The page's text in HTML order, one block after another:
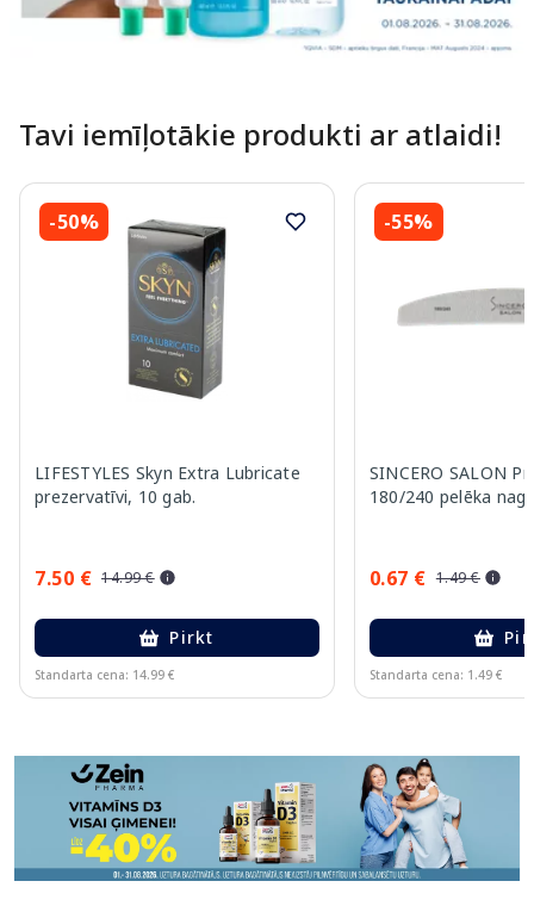
Tavi iemīļotākie produkti ar atlaidi!
-50%
LIFESTYLES Skyn Extra Lubricate
prezervatīvi, 10 gab.
7.50 € 14.99 €
Pirkt
Standarta cena: 14.99 €
-55%
SINCERO SALON
180/240 pelēka
0.67 € 1.49 €
Standarta cena: 1.49 €